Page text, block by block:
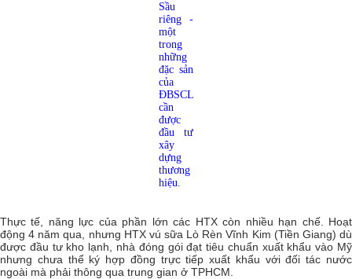
Sầu
riêng -
một
trong
những
đặc sản
của
ĐBSCL
cần
được
đầu tư
xây
dựng
thương
hiệu.
Thực tế, năng lực của phần lớn các HTX còn nhiều hạn chế. Hoạt
động 4 năm qua, nhưng HTX vú sữa Lò Rèn Vĩnh Kim (Tiền Giang) dù
được đầu tư kho lạnh, nhà đóng gói đạt tiêu chuẩn xuất khẩu vào Mỹ
nhưng chưa thể ký hợp đồng trực tiếp xuất khẩu với đối tác nước
ngoài mà phải thông qua trung gian ở TPHCM.